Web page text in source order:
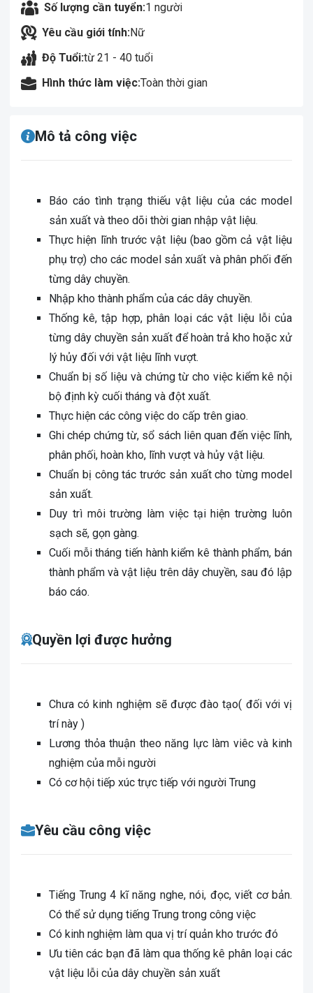
Số lượng cần tuyển:1 người
Yêu cầu giới tính:Nữ
Độ Tuổi:từ 21 - 40 tuổi
Hình thức làm việc:Toàn thời gian
Mô tả công việc
Báo cáo tình trạng thiếu vật liệu của các model
sản xuất và theo dõi thời gian nhập vật liệu.
Thực hiện lĩnh trước vật liệu (bao gồm cả vật liệu
phụ trợ) cho các model sản xuất và phân phối đến
từng dây chuyền.
Nhập kho thành phẩm của các dây chuyền.
Thống kê, tập hợp, phân loại các vật liệu lỗi của
từng dây chuyền sản xuất để hoàn trả kho hoặc xử
lý hủy đối với vật liệu lĩnh vượt.
Chuẩn bị số liệu và chứng từ cho việc kiểm kê nội
bộ định kỳ cuối tháng và đột xuất.
Thực hiện các công việc do cấp trên giao.
Ghi chép chứng từ, sổ sách liên quan đến việc lĩnh,
phân phối, hoàn kho, lĩnh vượt và hủy vật liệu.
Chuẩn bị công tác trước sản xuất cho từng model
sản xuất.
Duy trì môi trường làm việc tại hiện trường luôn
sạch sẽ, gọn gàng.
Cuối mỗi tháng tiến hành kiểm kê thành phẩm, bán
thành phẩm và vật liệu trên dây chuyền, sau đó lập
báo cáo.
Quyền lợi được hưởng
Chưa có kinh nghiệm sẽ được đào tạo( đối với vị
trí này )
Lương thỏa thuận theo năng lực làm viêc và kinh
nghiệm của mỗi người
Có cơ hội tiếp xúc trực tiếp với người Trung
Yêu cầu công việc
Tiếng Trung 4 kĩ năng nghe, nói, đọc, viết cơ bản.
Có thể sử dụng tiếng Trung trong công việc
Có kinh nghiệm làm qua vị trí quản kho trước đó
Ưu tiên các bạn đã làm qua thống kê phân loại các
vật liệu lỗi của dây chuyền sản xuất